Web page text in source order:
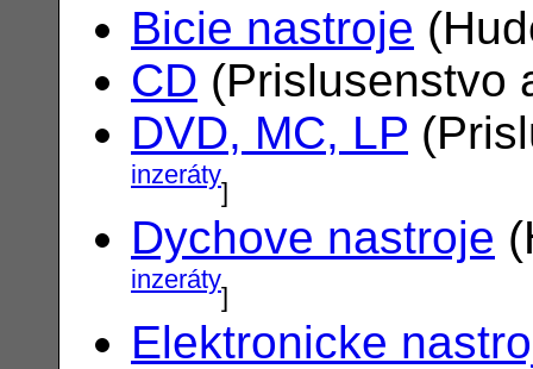
Bicie nastroje
CD (Prislusenstvo
DVD, MC, LP
inzeráty]
Dychove nastroje
inzeráty]
Elektronicke